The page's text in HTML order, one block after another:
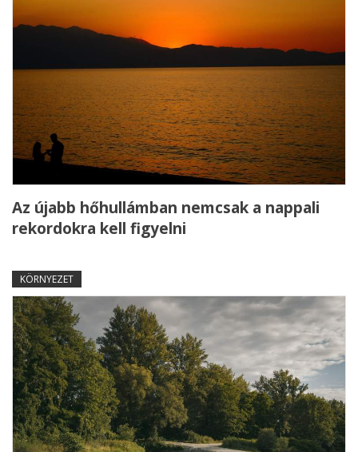
Az újabb hőhullámban nemcsak a nappali
rekordokra kell figyelni
KÖRNYEZET